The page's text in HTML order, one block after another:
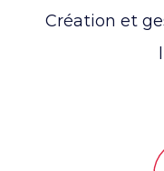
Création et